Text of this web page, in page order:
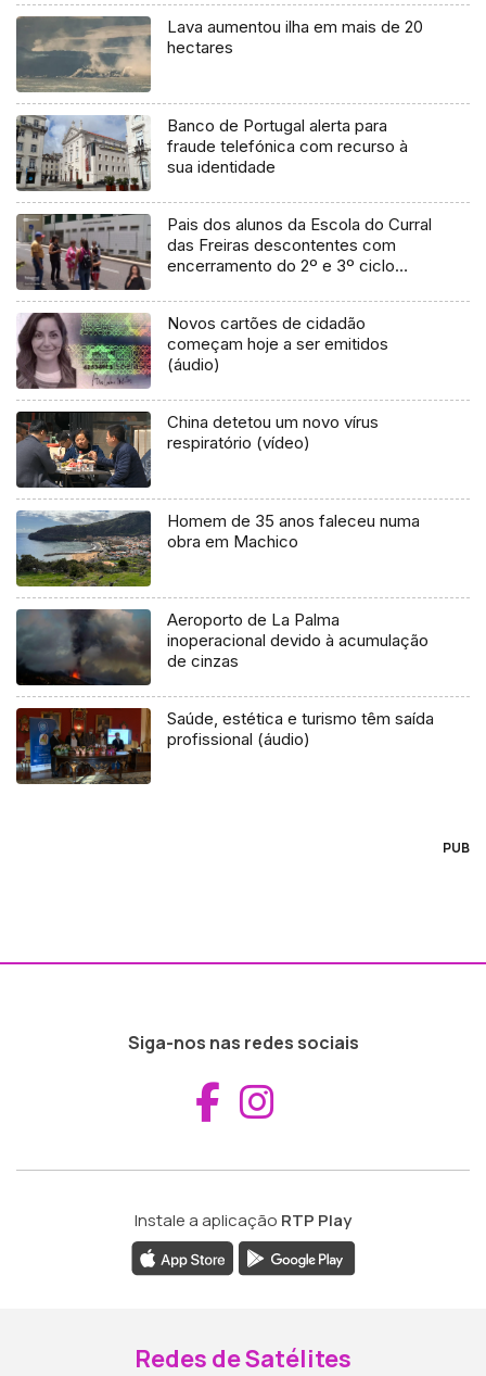
Lava aumentou ilha em mais de 20
hectares
Banco de Portugal alerta para
fraude telefónica com recurso à
sua identidade
Pais dos alunos da Escola do Curral
das Freiras descontentes com
encerramento do 2º e 3º ciclo
Novos cartões de cidadão
começam hoje a ser emitidos
(áudio)
China detetou um novo vírus
respiratório (vídeo)
Homem de 35 anos faleceu numa
obra em Machico
Aeroporto de La Palma
inoperacional devido à acumulação
de cinzas
Saúde, estética e turismo têm saída
profissional (áudio)
PUB
Siga-nos nas redes sociais
Aceder ao
Instale a aplicação RTP Play
Redes de Satélites